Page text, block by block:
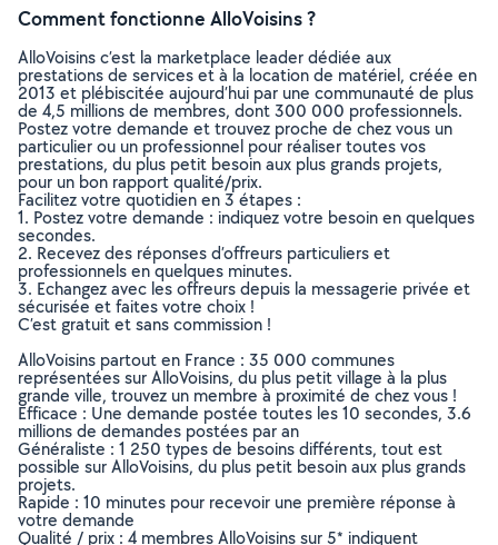
Comment fonctionne AlloVoisins ?
AlloVoisins c’est la marketplace leader dédiée aux
prestations de services et à la location de matériel, créée en
2013 et plébiscitée aujourd’hui par une communauté de plus
de 4,5 millions de membres, dont 300 000 professionnels.
Postez votre demande et trouvez proche de chez vous un
particulier ou un professionnel pour réaliser toutes vos
prestations, du plus petit besoin aux plus grands projets,
pour un bon rapport qualité/prix.
Facilitez votre quotidien en 3 étapes :
1. Postez votre demande : indiquez votre besoin en quelques
secondes.
2. Recevez des réponses d’offreurs particuliers et
professionnels en quelques minutes.
3. Echangez avec les offreurs depuis la messagerie privée et
sécurisée et faites votre choix !
C’est gratuit et sans commission !
AlloVoisins partout en France : 35 000 communes
représentées sur AlloVoisins, du plus petit village à la plus
grande ville, trouvez un membre à proximité de chez vous !
Efficace : Une demande postée toutes les 10 secondes, 3.6
millions de demandes postées par an
Généraliste : 1 250 types de besoins différents, tout est
possible sur AlloVoisins, du plus petit besoin aux plus grands
projets.
Rapide : 10 minutes pour recevoir une première réponse à
votre demande
Qualité / prix : 4 membres AlloVoisins sur 5* indiquent